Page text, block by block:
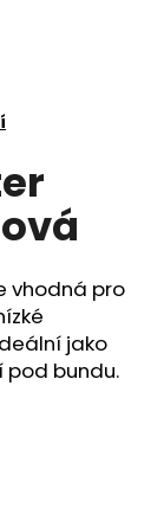
vhodná pro
jako
bundu.